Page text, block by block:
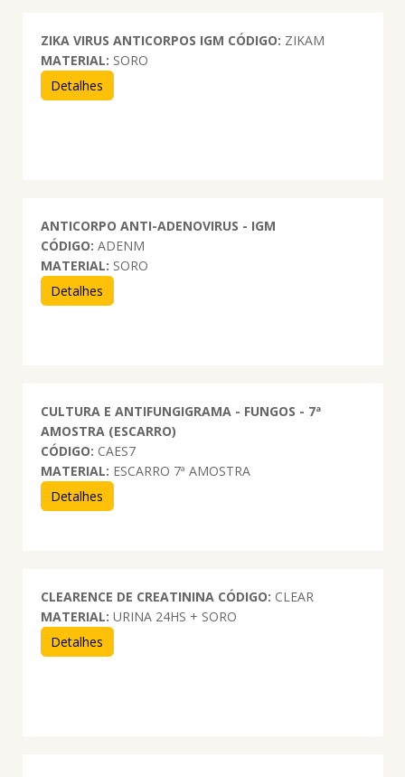
ZIKA VIRUS ANTICORPOS IGM CÓDIGO: ZIKAM
MATERIAL: SORO
Detalhes
ANTICORPO ANTI-ADENOVIRUS - IGM
CÓDIGO: ADENM
MATERIAL: SORO
Detalhes
CULTURA E ANTIFUNGIGRAMA - FUNGOS - 7ª
AMOSTRA (ESCARRO)
CÓDIGO: CAES7
MATERIAL: ESCARRO 7ª AMOSTRA
Detalhes
CLEARENCE DE CREATININA CÓDIGO: CLEAR
MATERIAL: URINA 24HS + SORO
Detalhes